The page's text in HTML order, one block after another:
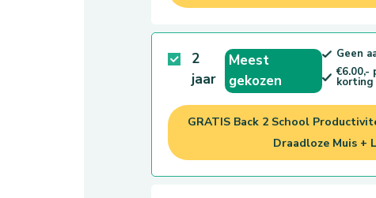
2
jaar
Meest
gekozen
Geen
€6.00,-
korting
GRATIS Back 2 School
Draadloze Muis +